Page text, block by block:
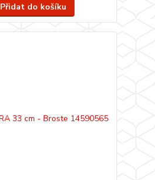
Přidat do košíku